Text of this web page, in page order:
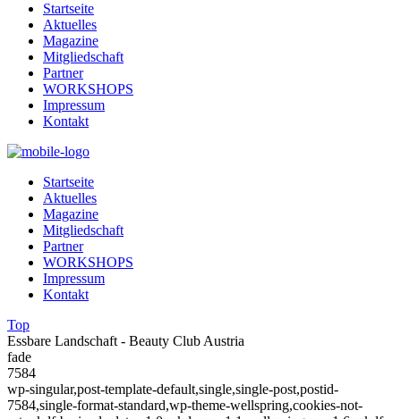
Startseite
Aktuelles
Magazine
Mitgliedschaft
Partner
WORKSHOPS
Impressum
Kontakt
Startseite
Aktuelles
Magazine
Mitgliedschaft
Partner
WORKSHOPS
Impressum
Kontakt
Top
Essbare Landschaft - Beauty Club Austria
fade
7584
wp-singular,post-template-default,single,single-post,postid-
7584,single-format-standard,wp-theme-wellspring,cookies-not-